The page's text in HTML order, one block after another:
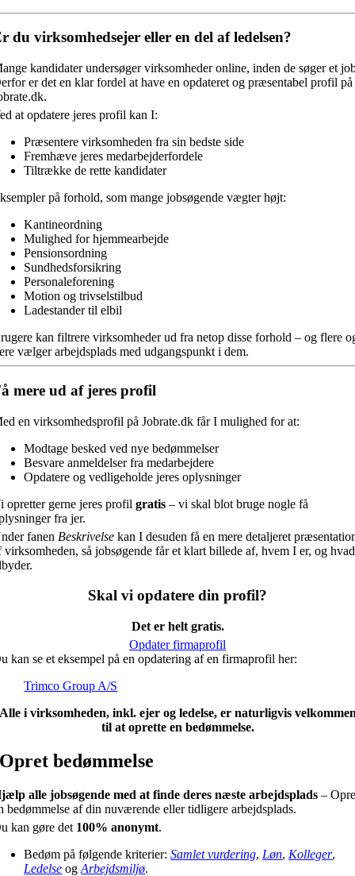
du virksomhedsejer eller en del af ledelsen?
kandidater undersøger virksomheder online, inden de søger et
er det en klar fordel at have en opdateret og præsentabel profil på
at opdatere jeres profil kan I:
Præsentere virksomheden fra sin bedste side
Fremhæve jeres medarbejderfordele
Tiltrække de rette kandidater
på forhold, som mange jobsøgende vægter højt:
Kantineordning
Mulighed for hjemmearbejde
Pensionsordning
Sundhedsforsikring
Personaleforening
Motion og trivselstilbud
Ladestander til elbil
kan filtrere virksomheder ud fra netop disse forhold – og flere
vælger arbejdsplads med udgangspunkt i dem.
mere ud af jeres profil
en virksomhedsprofil på Jobrate.dk får I mulighed for at:
Modtage besked ved nye bedømmelser
Besvare anmeldelser fra medarbejdere
Opdatere og vedligeholde jeres oplysninger
opretter gerne jeres profilgratis – vi skal blot bruge nogle få
fra jer.
fanen Beskrivelse kan I desuden få en mere detaljeret
virksomheden, så jobsøgende får et klart billede af, hvem I er, og
Skal vi opdatere din profil?
Det er helt gratis.
Opdater firmaprofil
kan se et eksempel på en opdatering af en firmaprofil her:
Trimco Group A/S
i virksomheden, inkl. ejer og ledelse, er naturligvis
til at oprette en bedømmelse.
Opret bedømmelse
alle jobsøgende med at finde deres næste arbejdsplads –
bedømmelse af din nuværende eller tidligere arbejdsplads.
kan gøre det 100% anonymt.
Bedøm på følgende kriterier:Samlet vurdering, Løn, Kolleger,
Ledelse ogArbejdsmiljø.